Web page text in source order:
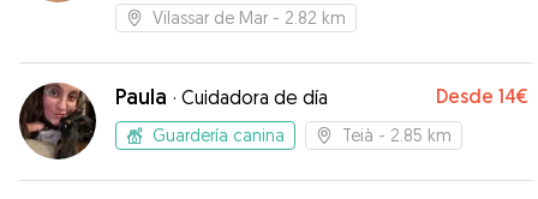
Vilassar de Mar - 2.82 km
Paula · Cuidadora de día Desde 14€
Guardería canina Teià - 2.85 km